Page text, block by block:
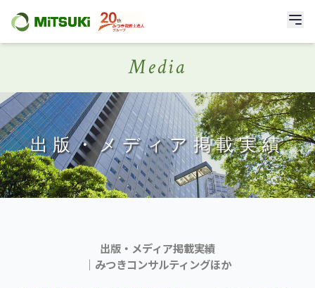
Media
出版・メディア掲載実績
出版・メディア掲載実績
｜みつきコンサルティングほか